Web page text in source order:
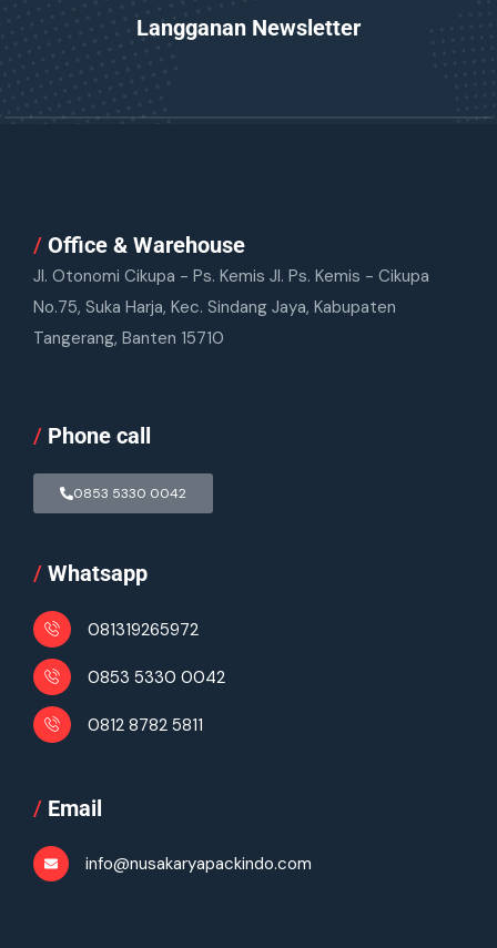
Langganan Newsletter
/ Office & Warehouse
Jl. Otonomi Cikupa - Ps. Kemis Jl. Ps. Kemis - Cikupa
No.75, Suka Harja, Kec. Sindang Jaya, Kabupaten
Tangerang, Banten 15710
/ Phone call
0853 5330 0042
/ Whatsapp
081319265972
0853 5330 0042
0812 8782 5811
/ Email
info@nusakaryapackindo.com